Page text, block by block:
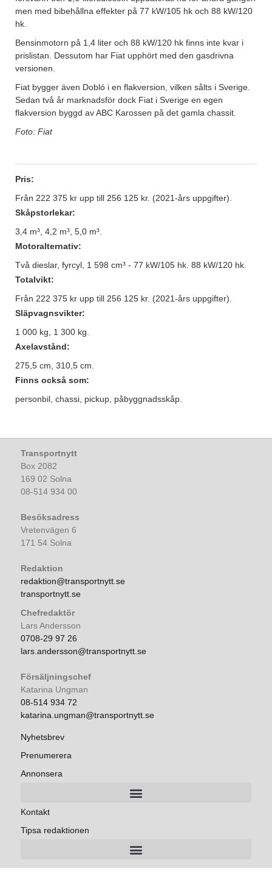
men med bibehållna effekter på 77 kW/105 hk och 88 kW/120
hk.
Bensinmotorn på 1,4 liter och 88 kW/120 hk finns inte kvar i
prislistan. Dessutom har Fiat upphört med den gasdrivna
versionen.
Fiat bygger även Dobló i en flakversion, vilken sålts i Sverige.
Sedan två år marknadsför dock Fiat i Sverige en egen
flakversion byggd av ABC Karossen på det gamla chassit.
Foto: Fiat
Pris:
Från 222 375 kr upp till 256 125 kr. (2021-års uppgifter).
Skåpstorlekar:
3,4 m³, 4,2 m³, 5,0 m³.
Motoralternativ:
Två dieslar, fyrcyl, 1 598 cm³ - 77 kW/105 hk. 88 kW/120 hk.
Totalvikt:
Från 222 375 kr upp till 256 125 kr. (2021-års uppgifter).
Släpvagnsvikter:
1 000 kg, 1 300 kg.
Axelavstånd:
275,5 cm, 310,5 cm.
Finns också som:
personbil, chassi, pickup, påbyggnadsskåp.
Transportnytt
Box 2082
169 02 Solna
08-514 934 00
Besöksadress
Vretenvägen 6
171 54 Solna
Redaktion
redaktion@transportnytt.se
transportnytt.se
Chefredaktör
Lars Andersson
0708-29 97 26
lars.andersson@transportnytt.se
Försäljningschef
Katarina Ungman
08-514 934 72
katarina.ungman@transportnytt.se
Nyhetsbrev
Prenumerera
Annonsera
Kontakt
Tipsa redaktionen